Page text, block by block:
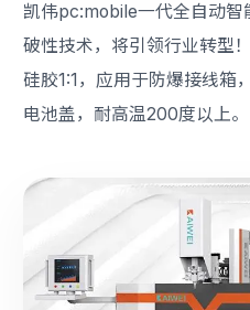
凯伟pc:mobile一代全自动智
破性技术，将引领行业转型
硅胶1:1，应用于防爆接线箱
电池盖，耐高温200度以上。